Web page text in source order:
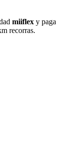
miiflex y paga
recorras.